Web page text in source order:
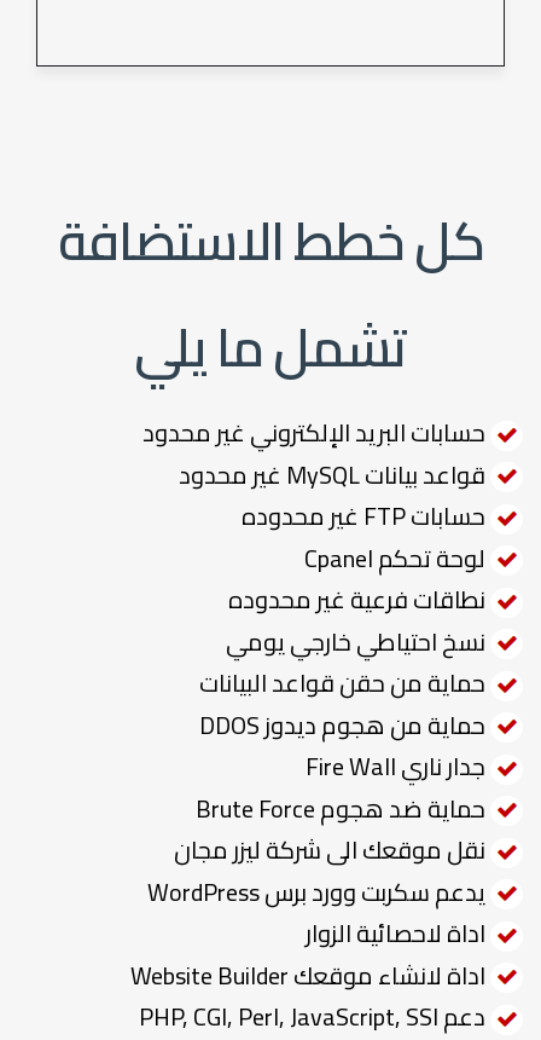
كل خطط الاستضافة
تشمل ما يلي
حسابات البريد الإلكتروني غير محدود
قواعد بيانات MySQL غير محدود
حسابات FTP غير محدوده
لوحة تحكم Cpanel
نطاقات فرعية غير محدوده
نسخ احتياطي خارجي يومي
حماية من حقن قواعد البيانات
حماية من هجوم ديدوز DDOS
جدار ناري Fire Wall
حماية ضد هجوم Brute Force
نقل موقعك الى شركة ليزر مجان
يدعم سكربت وورد برس WordPress
اداة لاحصائية الزوار
اداة لانشاء موقعك Website Builder
دعم PHP, CGI, Perl, JavaScript, SSI